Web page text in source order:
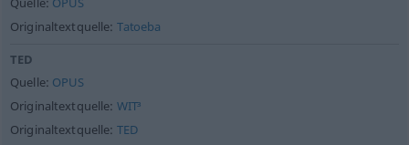
Quelle: OPUS
Originaltextquelle: Tatoeba
TED
Quelle: OPUS
Originaltextquelle: WIT³
Originaltextquelle: TED